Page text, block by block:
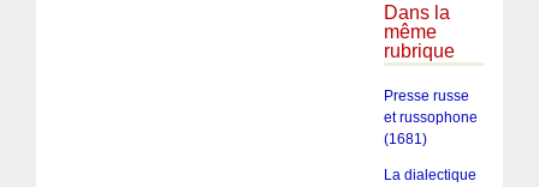
Dans la
même
rubrique
Presse russe
et russophone
(1681)
La dialectique